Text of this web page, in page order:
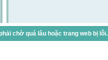
chờ quá lâu hoặc trang web bị lỗi.